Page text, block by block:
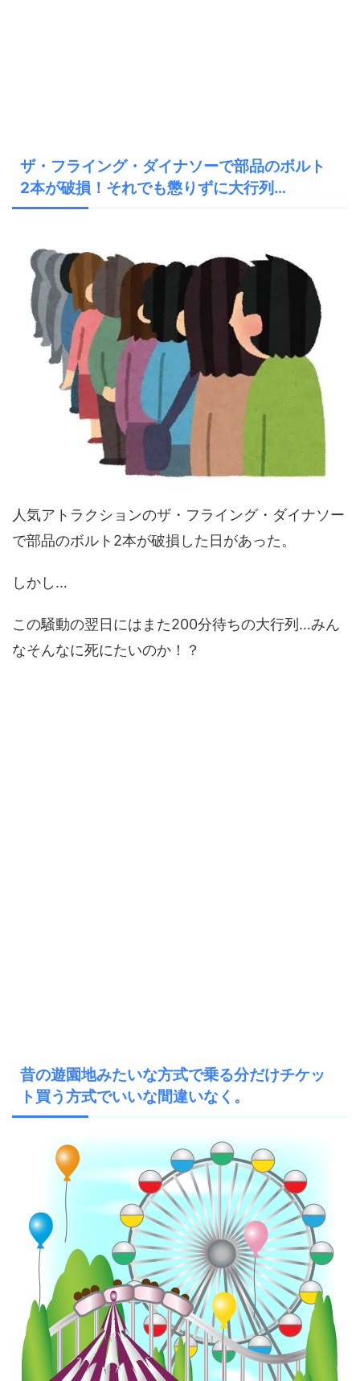
ザ・フライング・ダイナソーで部品のボルト
2本が破損！それでも懲りずに大行列…
人気アトラクションのザ・フライング・ダイナソー
で部品のボルト2本が破損した日があった。
しかし…
この騒動の翌日にはまた200分待ちの大行列…みん
なそんなに死にたいのか！？
昔の遊園地みたいな方式で乗る分だけチケッ
ト買う方式でいいな間違いなく。